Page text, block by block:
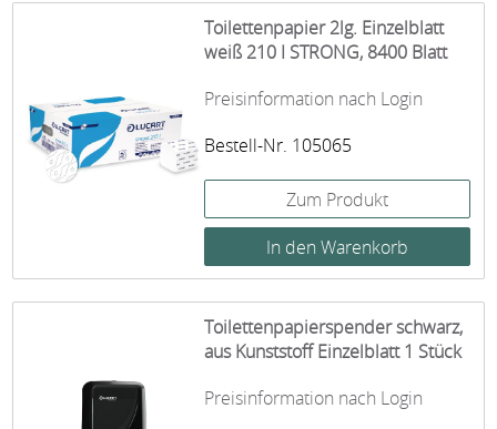
Toilettenpapier 2lg. Einzelblatt
weiß 210 I STRONG, 8400 Blatt
Preisinformation nach Login
Bestell-Nr. 105065
Zum Produkt
Toilettenpapierspender schwarz,
aus Kunststoff Einzelblatt 1 Stück
Preisinformation nach Login